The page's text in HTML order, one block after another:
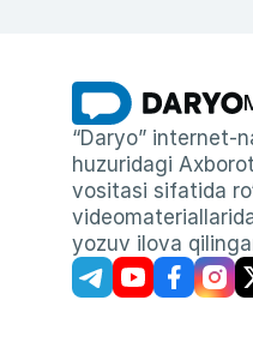
“Daryo” internet-
huzuridagi
vositasi sifatida
yozuv ilova